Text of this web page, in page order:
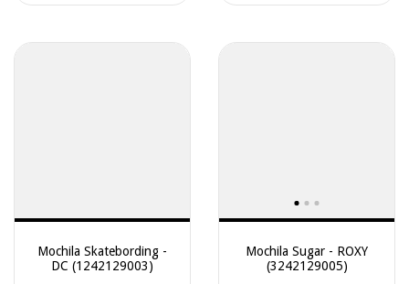
Mochila Skatebording -
DC (1242129003)
Mochila Sugar - ROXY
(3242129005)